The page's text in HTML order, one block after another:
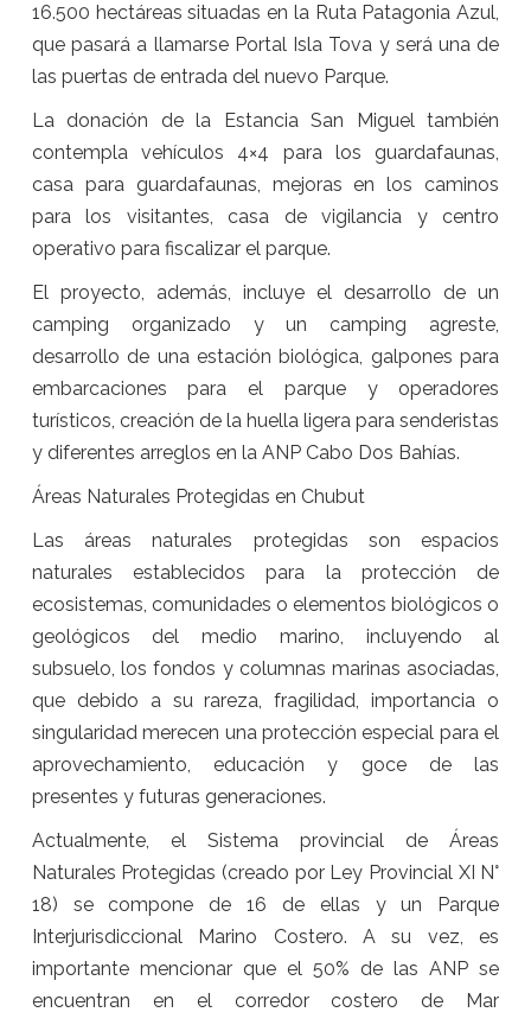
16.500 hectáreas situadas en la Ruta Patagonia Azul,
que pasará a llamarse Portal Isla Tova y será una de
las puertas de entrada del nuevo Parque.
La donación de la Estancia San Miguel también
contempla vehículos 4×4 para los guardafaunas,
casa para guardafaunas, mejoras en los caminos
para los visitantes, casa de vigilancia y centro
operativo para fiscalizar el parque.
El proyecto, además, incluye el desarrollo de un
camping organizado y un camping agreste,
desarrollo de una estación biológica, galpones para
embarcaciones para el parque y operadores
turísticos, creación de la huella ligera para senderistas
y diferentes arreglos en la ANP Cabo Dos Bahías.
Áreas Naturales Protegidas en Chubut
Las áreas naturales protegidas son espacios
naturales establecidos para la protección de
ecosistemas, comunidades o elementos biológicos o
geológicos del medio marino, incluyendo al
subsuelo, los fondos y columnas marinas asociadas,
que debido a su rareza, fragilidad, importancia o
singularidad merecen una protección especial para el
aprovechamiento, educación y goce de las
presentes y futuras generaciones.
Actualmente, el Sistema provincial de Áreas
Naturales Protegidas (creado por Ley Provincial XI N°
18) se compone de 16 de ellas y un Parque
Interjurisdiccional Marino Costero. A su vez, es
importante mencionar que el 50% de las ANP se
encuentran en el corredor costero de Mar